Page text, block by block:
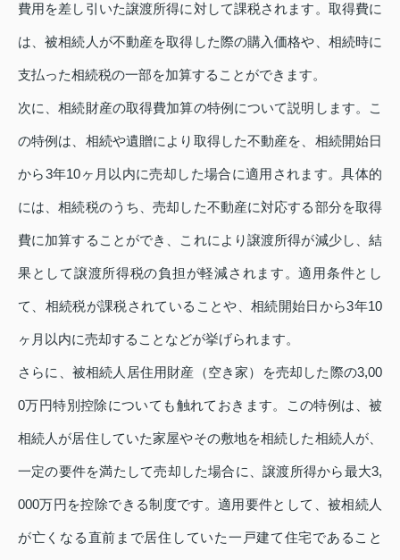
費用を差し引いた譲渡所得に対して課税されます。取得費に
は、被相続人が不動産を取得した際の購入価格や、相続時に
支払った相続税の一部を加算することができます。
次に、相続財産の取得費加算の特例について説明します。こ
の特例は、相続や遺贈により取得した不動産を、相続開始日
から3年10ヶ月以内に売却した場合に適用されます。具体的
には、相続税のうち、売却した不動産に対応する部分を取得
費に加算することができ、これにより譲渡所得が減少し、結
果として譲渡所得税の負担が軽減されます。適用条件とし
て、相続税が課税されていることや、相続開始日から3年10
ヶ月以内に売却することなどが挙げられます。
さらに、被相続人居住用財産（空き家）を売却した際の3,00
0万円特別控除についても触れておきます。この特例は、被
相続人が居住していた家屋やその敷地を相続した相続人が、
一定の要件を満たして売却した場合に、譲渡所得から最大3,
000万円を控除できる制度です。適用要件として、被相続人
が亡くなる直前まで居住していた一戸建て住宅であること